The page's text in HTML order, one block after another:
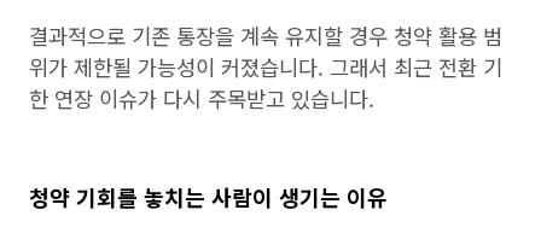
결과적으로 기존 통장을 계속 유지할 경우 청약 활용 범
위가 제한될 가능성이 커졌습니다. 그래서 최근 전환 기
한 연장 이슈가 다시 주목받고 있습니다.
청약 기회를 놓치는 사람이 생기는 이유